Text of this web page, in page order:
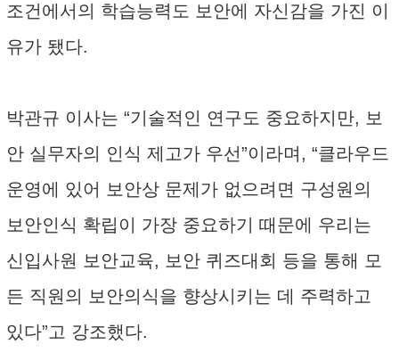
조건에서의 학습능력도 보안에 자신감을 가진 이
유가 됐다.
박관규 이사는 “기술적인 연구도 중요하지만, 보
안 실무자의 인식 제고가 우선”이라며, “클라우드
운영에 있어 보안상 문제가 없으려면 구성원의
보안인식 확립이 가장 중요하기 때문에 우리는
신입사원 보안교육, 보안 퀴즈대회 등을 통해 모
든 직원의 보안의식을 향상시키는 데 주력하고
있다”고 강조했다.